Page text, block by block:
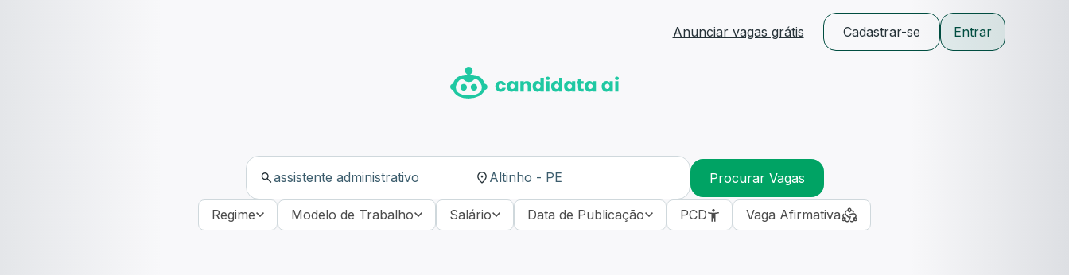
Anunciar vagas grátis Cadastrar-se Entrar
Procurar Vagas
Regime Modelo de Trabalho Salário Data de Publicação PCD Vaga Afirmativa